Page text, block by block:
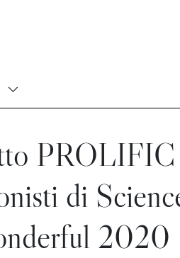
di
2020